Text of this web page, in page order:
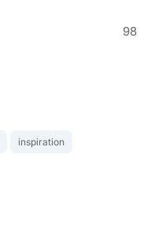
98
inspiration